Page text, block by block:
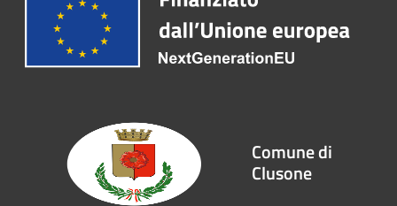
Comune di
Clusone